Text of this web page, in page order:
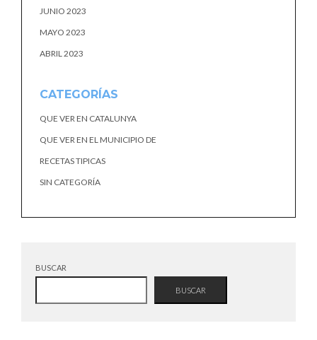
JUNIO 2023
MAYO 2023
ABRIL 2023
CATEGORÍAS
QUE VER EN CATALUNYA
QUE VER EN EL MUNICIPIO DE
RECETAS TIPICAS
SIN CATEGORÍA
BUSCAR
BUSCAR